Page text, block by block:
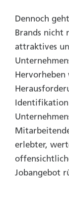
Dennoch
Brands nicht
attraktives
Hervorheben
erlebter,
Jobangebot